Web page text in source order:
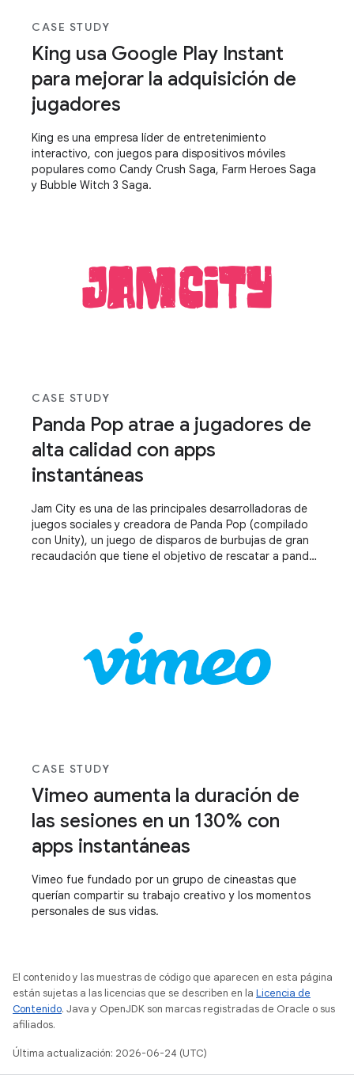
CASE STUDY
King usa Google Play Instant
para mejorar la adquisición de
jugadores
King es una empresa líder de entretenimiento
interactivo, con juegos para dispositivos móviles
populares como Candy Crush Saga, Farm Heroes Saga
y Bubble Witch 3 Saga.
CASE STUDY
Panda Pop atrae a jugadores de
alta calidad con apps
instantáneas
Jam City es una de las principales desarrolladoras de
juegos sociales y creadora de Panda Pop (compilado
con Unity), un juego de disparos de burbujas de gran
recaudación que tiene el objetivo de rescatar a pandas
CASE STUDY
Vimeo aumenta la duración de
las sesiones en un 130% con
apps instantáneas
Vimeo fue fundado por un grupo de cineastas que
querían compartir su trabajo creativo y los momentos
personales de sus vidas.
El contenido y las muestras de código que aparecen en esta página
están sujetas a las licencias que se describen en la Licencia de
Contenido. Java y OpenJDK son marcas registradas de Oracle o sus
afiliados.
Última actualización: 2026-06-24 (UTC)